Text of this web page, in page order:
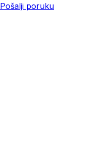
Pošalji poruku